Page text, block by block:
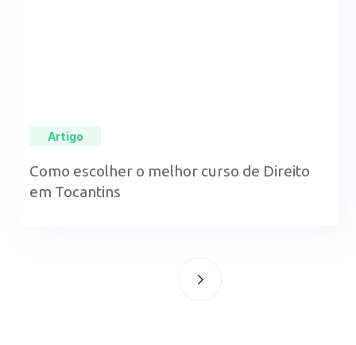
Artigo
Como escolher o melhor curso de Direito
em Tocantins